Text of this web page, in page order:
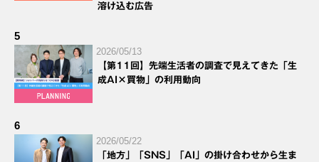
溶け込む広告
5
2026/05/13
【第11回】先端生活者の調査で見えてきた「生
成AI×買物」の利用動向
6
2026/05/22
「地方」「SNS」「AI」の掛け合わせから生ま